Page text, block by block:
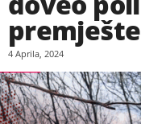
4 Aprila, 2024